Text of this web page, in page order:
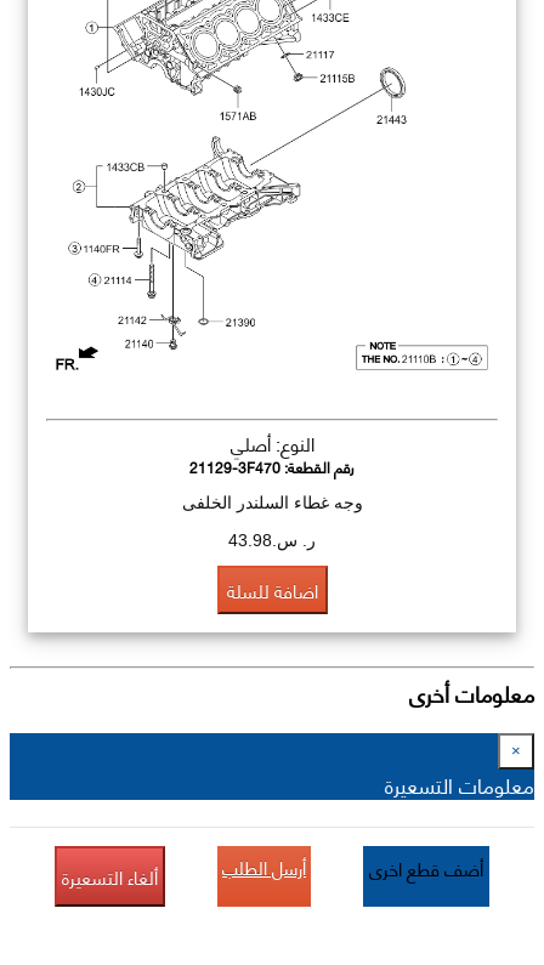
النوع: أصلي
رقم القطعة:21129-3F470
وجه غطاء السلندر الخلفى
ر. س.43.98
اضافة للسلة
معلومات أخرى
×
معلومات التسعيرة
أضف قطع اخرى أرسل الطلب ألغاء التسعيرة